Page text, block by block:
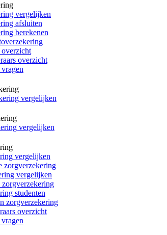
vergelijken
afsluiten
berekenen
overzicht
vergelijken
vergelijken
vergelijken
zorgverzekering
vergelijken
zorgverzekering
studenten
zorgverzekering
overzicht